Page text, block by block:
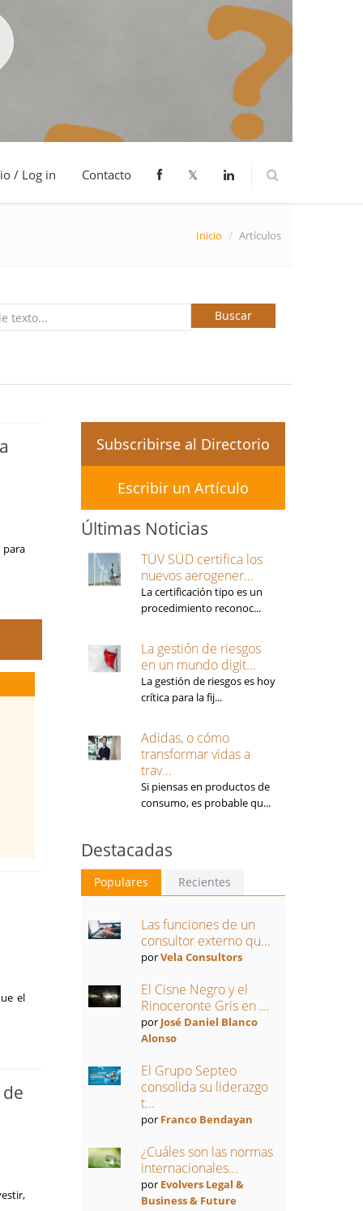
/ Log in Contacto 𝕏
Inicio / Artículos
Buscar
el
Subscribirse al Directorio
Escribir un Artículo
Últimas Noticias
TÜV SÜD certifica los
nuevos aerogener...
La certificación tipo es un
procedimiento reconoc...
La gestión de riesgos
en un mundo digit...
La gestión de riesgos es hoy
crítica para la fij...
Adidas, o cómo
transformar vidas a
trav...
Si piensas en productos de
consumo, es probable qu...
Destacadas
Populares Recientes
Las funciones de un
consultor externo qu...
porVela Consultors
El Cisne Negro y el
Rinoceronte Gris en ...
por José Daniel Blanco
Alonso
El Grupo Septeo
consolida su liderazgo
t...
por Franco Bendayan
¿Cuáles son las normas
internacionales...
por Evolvers Legal &
Business & Future